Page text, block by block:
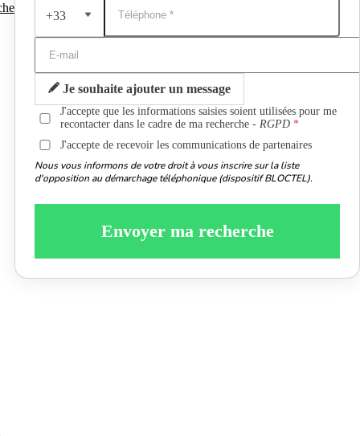
+33
Je souhaite ajouter un message
J'accepte que les informations saisies soient utilisées pour me
recontacter dans le cadre de ma recherche -RGPD
J'accepte de recevoir les communications de partenaires
Nous vous informons de votre droit à vous inscrire sur la liste
d'opposition au démarchage téléphonique (dispositif BLOCTEL).
Envoyer ma recherche